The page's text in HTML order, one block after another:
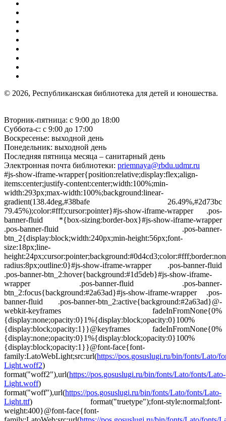
© 2026, Республиканская библиотека для детей и юношества.
Вторник-пятница: с 9:00 до 18:00
Суббота-с: с 9:00 до 17:00
Воскресенье: выходной день
Понедельник: выходной день
Последняя пятница месяца – санитарный день
Электронная почта библиотеки: priemnaya@rbdu.udmr.ru
#js-show-iframe-wrapper{position:relative;display:flex;align-
items:center;justify-content:center;width:100%;min-
width:293px;max-width:100%;background:linear-
gradient(138.4deg,#38bafe 26.49%,#2d73bc
79.45%);color:#fff;cursor:pointer}#js-show-iframe-wrapper .pos-
banner-fluid *{box-sizing:border-box}#js-show-iframe-wrapper
.pos-banner-fluid .pos-banner-
btn_2{display:block;width:240px;min-height:56px;font-
size:18px;line-
radius:8px;outline:0}#js-show-iframe-wrapper .pos-banner-fluid
.pos-banner-btn_2:hover{background:#1d5deb}#js-show-iframe-
wrapper .pos-banner-fluid .pos-banner-
btn_2:focus{background:#2a63ad}#js-show-iframe-wrapper .pos-
banner-fluid .pos-banner-btn_2:active{background:#2a63ad}@-
webkit-keyframes fadeInFromNone{0%
{display:none;opacity:0}1%{display:block;opacity:0}100%
{display:block;opacity:1}}@keyframes fadeInFromNone{0%
{display:none;opacity:0}1%{display:block;opacity:0}100%
{display:block;opacity:1}}@font-face{font-
family:LatoWebLight;src:url(https://pos.gosuslugi.ru/bin/fonts/Lato/
Light.woff2)
format("woff2"),url(https://pos.gosuslugi.ru/bin/fonts/Lato/fonts/Lato-
Light.woff)
format("woff"),url(https://pos.gosuslugi.ru/bin/fonts/Lato/fonts/Lato-
Light.ttf) format("truetype");font-style:normal;font-
weight:400}@font-face{font-